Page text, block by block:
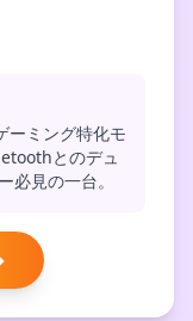
ーミング特化モ
とのデュ
必見の一台。